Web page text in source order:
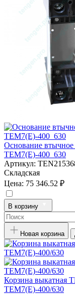
Основание
TEM7(E)-400_630
Артикул:
Складская
Цена: 75 346.52 ₽
В корзину
Новая корзина
Корзина выкатная
TEM7(E)-400/630